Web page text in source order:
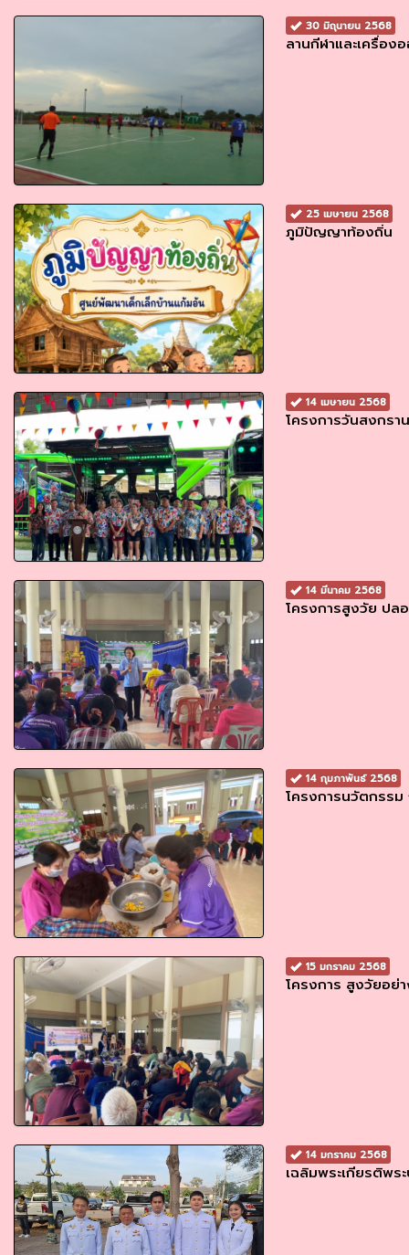
30 มิถุนายน 2568
ลานกีฬาและเครื่อง
25 เมษายน 2568
ภูมิปัญญาท้องถิ่น
14 เมษายน 2568
โครงการวันสงกร
14 มีนาคม 2568
โครงการสูงวัย ปล
14 กุมภาพันธ์ 2568
โครงการนวัตกรร
15 มกราคม 2568
โครงการ สูงวัยอ
14 มกราคม 2568
เฉลิมพระเกียรติพร